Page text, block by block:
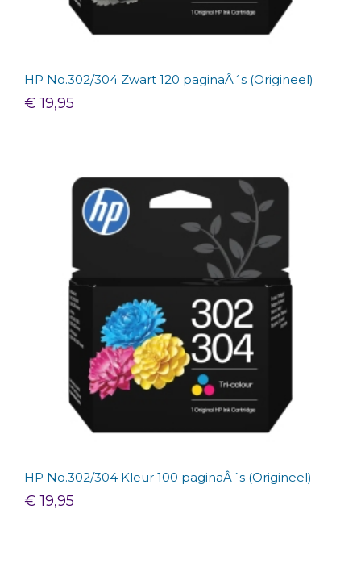
HP No.302/304 Zwart 120 paginaÂ´s (Origineel)
€ 19,95
HP No.302/304 Kleur 100 paginaÂ´s (Origineel)
€ 19,95